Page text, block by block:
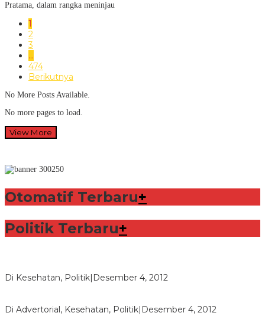
Pratama, dalam rangka meninjau
1
2
3
…
474
Berikutnya
No More Posts Available.
No more pages to load.
View More
Otomatif Terbaru+
Politik Terbaru+
Di Kesehatan, Politik Desember 4, 2012
Di Advertorial, Kesehatan, Politik Desember 4, 2012